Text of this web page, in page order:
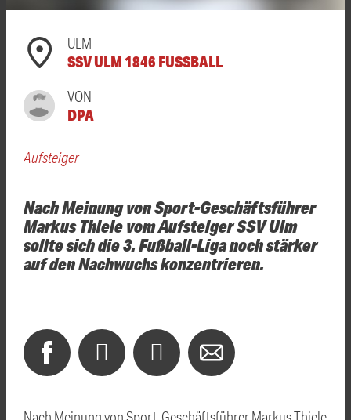
ULM
SSV ULM 1846 FUSSBALL
VON
DPA
Aufsteiger
Nach Meinung von Sport-Geschäftsführer
Markus Thiele vom Aufsteiger SSV Ulm
sollte sich die 3. Fußball-Liga noch stärker
auf den Nachwuchs konzentrieren.
Nach Meinung von Sport-Geschäftsführer Markus Thiele